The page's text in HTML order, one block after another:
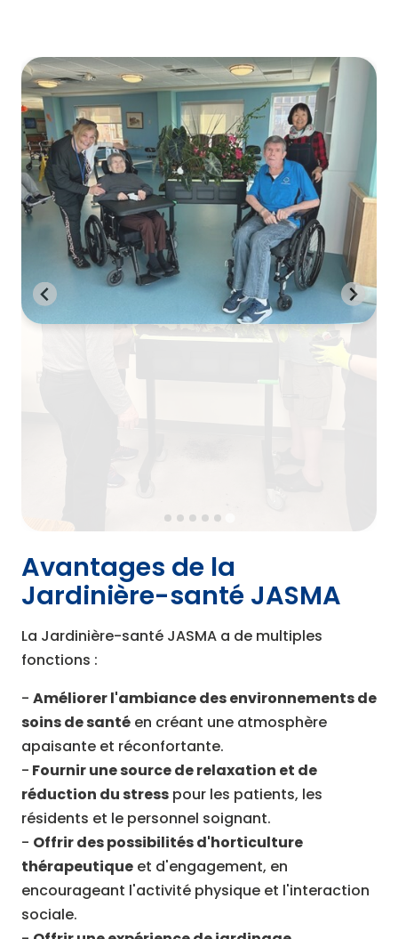
Avantages de la
Jardinière-santé JASMA
La Jardinière-santé JASMA a de multiples
fonctions :
- Améliorer l'ambiance des environnements de
soins de santé en créant une atmosphère
apaisante et réconfortante.
- Fournir une source de relaxation et de
réduction du stress pour les patients, les
résidents et le personnel soignant.
- Offrir des possibilités d'horticulture
thérapeutique et d'engagement, en
encourageant l'activité physique et l'interaction
sociale.